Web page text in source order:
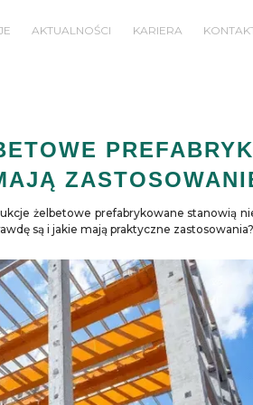
żelbetowe prefabrykowane stanowią
są i jakie mają praktyczne zastosowania?
AKTUALNOŚCI KARIERA